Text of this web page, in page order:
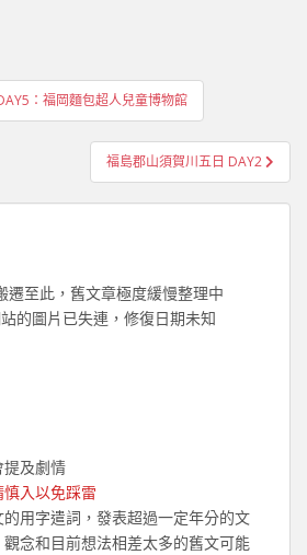
：福岡麵包超人兒童博物館
福島郡山須賀川五日 DAY2
遷至此，舊文章極度緩慢整理中
的圖片已失連，修復日期未知
及劇情
入以免踩雷
用字遣詞，發表超過一定年分的文
念和目前想法相差太多的舊文可能